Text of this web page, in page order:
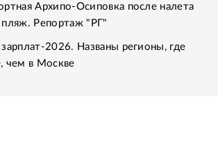
Архипо-Осиповка после налета
Репортаж "РГ"
2026. Названы регионы, где
чем в Москве